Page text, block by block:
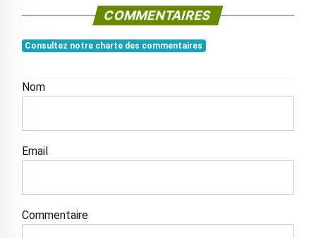
COMMENTAIRES
Consultez notre charte des commentaires
Nom
Email
Commentaire